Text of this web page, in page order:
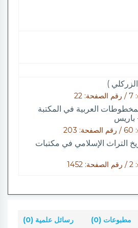
)
العربية في المكتبة
باريس
التراث الإسلامي في مكتبات
مطبوعات (0) رسائل علمية (0)